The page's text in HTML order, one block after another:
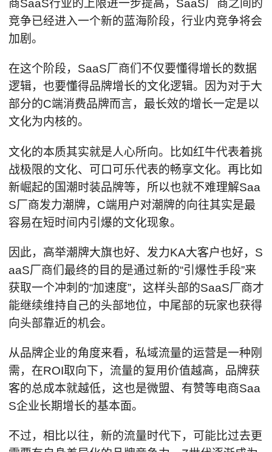
商SaaS行业的上限进一步提高，SaaS厂商之间的
竞争已经进入一个新的蓝海阶段，行业内竞争将会
加剧。
在这个阶段，SaaS厂商们不仅要懂得增长的数据
逻辑，也要懂得品牌增长的文化逻辑。因为对于大
部分的C端消费品牌而言，最长效的增长一定是以
文化为内核的。
文化的本质其实就是人心所向。比如红牛代表着挑
战极限的文化、可口可乐代表的畅享文化。再比如
新崛起的国潮时装品牌等，所以也就不难理解Saa
S厂商发力潮牌，C端用户对潮牌的向往其实是最
容易在短时间内引爆的文化现象。
因此，高举潮牌大旗也好、发力KA大客户也好，S
aaS厂商们最终的目的是通过新的“引爆性手段”来
获取一个冲刺的“加速度”，这样头部的SaaS厂商才
能继续维持自己的头部地位，中尾部的玩家也获得
向头部靠近的机会。
从品牌企业的角度来看，私域流量的运营是一种刚
需，在ROI取向下，流量的复用价值越高，品牌获
客的总成本就越低，这也是微盟、有赞等电商Saa
S企业长期增长的基本面。
不过，相比以往，新的流量时代下，可能比过去更